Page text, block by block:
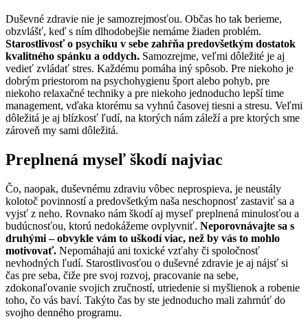
Duševné zdravie nie je samozrejmosťou. Občas ho tak berieme,
obzvlášť, keď s ním dlhodobejšie nemáme žiaden problém.
Starostlivosť o psychiku v sebe zahŕňa predovšetkým dostatok
kvalitného spánku a oddych. Samozrejme, veľmi dôležité je aj
vedieť zvládať stres. Každému pomáha iný spôsob. Pre niekoho je
dobrým priestorom na psychohygienu šport alebo pohyb, pre
niekoho relaxačné techniky a pre niekoho jednoducho lepší time
management, vďaka ktorému sa vyhnú časovej tiesni a stresu. Veľmi
dôležitá je aj blízkosť ľudí, na ktorých nám záleží a pre ktorých sme
zároveň my sami dôležitá.
Preplnená myseľ škodí najviac
Čo, naopak, duševnému zdraviu vôbec neprospieva, je neustály
kolotoč povinností a predovšetkým naša neschopnosť zastaviť sa a
vyjsť z neho. Rovnako nám škodí aj myseľ preplnená minulosťou a
budúcnosťou, ktorú nedokážeme ovplyvniť. Neporovnávajte sa s
druhými – obvykle vám to uškodí viac, než by vás to mohlo
motivovať. Nepomáhajú ani toxické vzťahy či spoločnosť
nevhodných ľudí. Starostlivosťou o duševné zdravie je aj nájsť si
čas pre seba, čiže pre svoj rozvoj, pracovanie na sebe,
zdokonaľovanie svojich zručností, utriedenie si myšlienok a robenie
toho, čo vás baví. Takýto čas by ste jednoducho mali zahrnúť do
svojho denného programu.